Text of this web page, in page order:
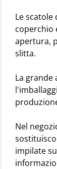
Le
coperchio
apertura,
slitta.
La
Nel
impilate